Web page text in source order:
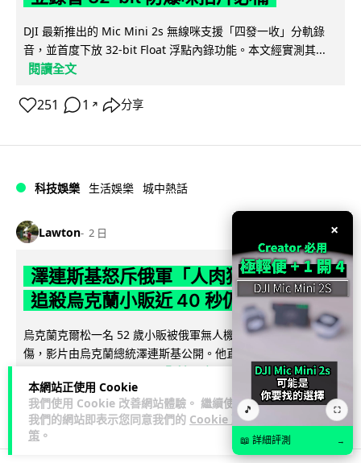
本網站正使用 Cookie
我們使用 Cookie 改善網站體驗。 繼續使用
我們的網站即表示您同意我們的 Cookie 政
策 。
DJI 最新推出的 Mic Mini 2s 無線咪支援「四發一收」分軌錄
音，並首度下放 32-bit Float 浮點內錄功能。本文經實測其...
閱讀全文
251 1 ↗ 分享
科技娛樂 生活娛樂 城中熱話
Lawton 2 日
澤連斯基怒斥俄軍「人肉狩獵」 無人機
追殺烏克蘭小販近 40 秒仍被炸傷
烏克蘭克爾松一名 52 歲小販被俄軍無人機追擊近 40 秒後被炸
傷，影片由烏克蘭總統澤連斯基公開。他直斥俄軍對平民進行
126 41 ↗ 分享
×
🎵 ⛶
📖 詳細評測 →